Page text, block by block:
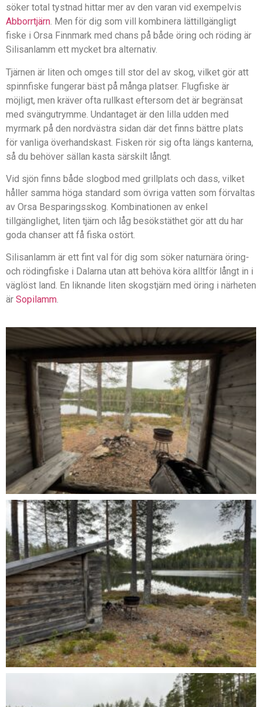
söker total tystnad hittar mer av den varan vid exempelvis
Abborrtjärn. Men för dig som vill kombinera lättillgängligt
fiske i Orsa Finnmark med chans på både öring och röding är
Silisanlamm ett mycket bra alternativ.
Tjärnen är liten och omges till stor del av skog, vilket gör att
spinnfiske fungerar bäst på många platser. Flugfiske är
möjligt, men kräver ofta rullkast eftersom det är begränsat
med svängutrymme. Undantaget är den lilla udden med
myrmark på den nordvästra sidan där det finns bättre plats
för vanliga överhandskast. Fisken rör sig ofta längs kanterna,
så du behöver sällan kasta särskilt långt.
Vid sjön finns både slogbod med grillplats och dass, vilket
håller samma höga standard som övriga vatten som förvaltas
av Orsa Besparingsskog. Kombinationen av enkel
tillgänglighet, liten tjärn och låg besökstäthet gör att du har
goda chanser att få fiska ostört.
Silisanlamm är ett fint val för dig som söker naturnära öring-
och rödingfiske i Dalarna utan att behöva köra alltför långt in i
väglöst land. En liknande liten skogstjärn med öring i närheten
är Sopilamm.